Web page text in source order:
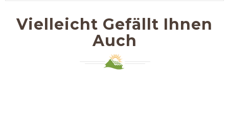
Vielleicht Gefällt Ihnen
Auch